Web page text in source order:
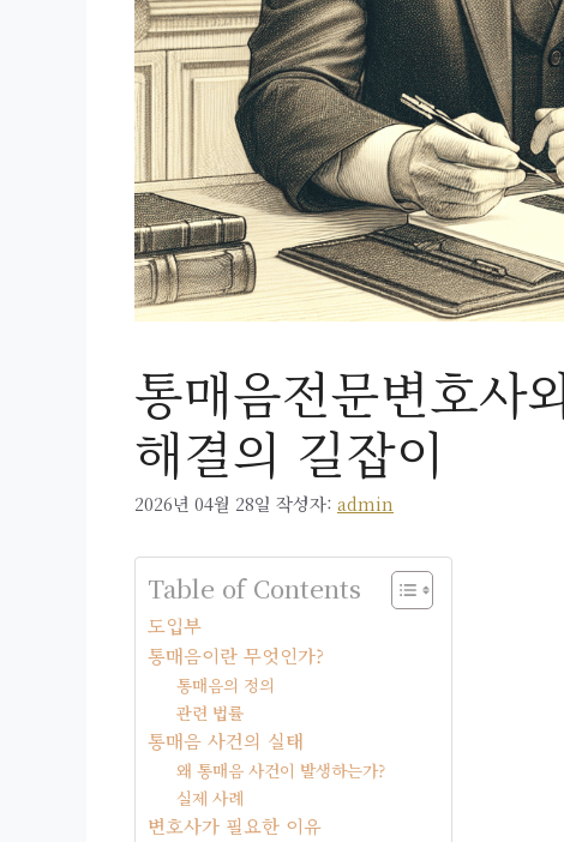
통매음전문변호사
해결의 길잡이
2026년 04월 28일 작성자: admin
Table of Contents
도입부
통매음이란 무엇인가?
통매음의 정의
관련 법률
통매음 사건의 실태
왜 통매음 사건이 발생하는가?
실제 사례
변호사가 필요한 이유